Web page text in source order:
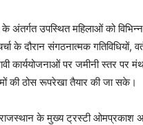
के अंतर्गत उपस्थित महिलाओं को
के दौरान संगठनात्मक गतिविधियों,
कार्ययोजनाओं पर जमीनी स्तर पर
की ठोस रूपरेखा तैयार की जा सके।
राजस्थान के मुख्य ट्रस्टी